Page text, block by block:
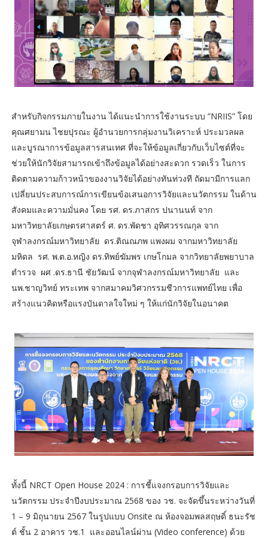
สำหรับกิจกรรมภายในงาน ได้แนะนำการใช้งานระบบ “NRIIS” โดย
คุณศยามน ไชยปุรณะ ผู้อำนวยการกลุ่มงานวิเคราะห์ ประมวลผล
และบูรณาการข้อมูลสารสนเทศ ที่จะให้ข้อมูลเกี่ยวกับเว็บไซต์ที่จะ
ช่วยให้นักวิจัยสามารถเข้าถึงข้อมูลได้อย่างสะดวก รวดเร็ว ในการ
ติดตามความก้าวหน้าของงานวิจัยได้อย่างทันท่วงที ถัดมามีการแลก
เปลี่ยนประสบการณ์การเขียนข้อเสนอการวิจัยและนวัตกรรม ในด้าน
สังคมและความมั่นคง โดย รศ. ดร.ภาสกร ปนานนท์ จาก
มหาวิทยาลัยเกษตรศาสตร์ ศ. ดร.พัดชา อุทิศวรรณกุล จาก
จุฬาลงกรณ์มหาวิทยาลัย ดร.ติณณภพ แพงผม จากมหาวิทยาลัย
มหิดล รศ. พ.ต.อ.หญิง ดร.ทิพย์ฆัมพร เกษโกมล จากวิทยาลัยพยาบาล
ตำรวจ ผศ .ดร.ธานี ชัยวัฒน์ จากจุฬาลงกรณ์มหาวิทยาลัย และ
นพ.ชาญวิทย์ ทระเทพ จากสมาคมวิศวกรรมชีวการแพทย์ไทย เพื่อ
สร้างแนวคิดหรือแรงบันดาลใจใหม่ ๆ ให้แก่นักวิจัยในอนาคต
ทั้งนี้ NRCT Open House 2024 : การชี้แจงกรอบการวิจัยและ
นวัตกรรม ประจำปีงบประมาณ 2568 ของ วช. จะจัดขึ้นระหว่างวันที่
1 – 9 มิถุนายน 2567 ในรูปแบบ Onsite ณ ห้องจอมพลสฤษดิ์ ธนะรัช
ต์ ชั้น 2 อาคาร วช.1 และออนไลน์ผ่าน (Video conference) ด้วย